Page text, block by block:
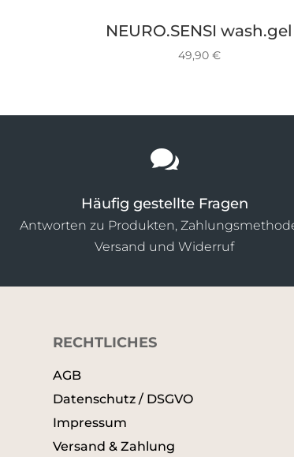
NEURO.SENSI wash.gel
49,90 €

Häufig gestellte Fragen
Antworten zu Produkten,
Versand und Widerruf
RECHTLICHES
AGB
Datenschutz / DSGVO
Impressum
Versand & Zahlung